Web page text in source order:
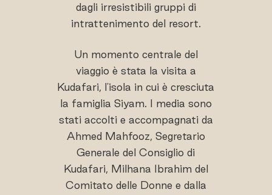
dagli irresistibili gruppi di
intrattenimento del resort.
Un momento centrale del
viaggio è stata la visita a
Kudafari, l'isola in cui è cresciuta
la famiglia Siyam. I media sono
stati accolti e accompagnati da
Ahmed Mahfooz, Segretario
Generale del Consiglio di
Kudafari, Milhana Ibrahim del
Comitato delle Donne e dalla